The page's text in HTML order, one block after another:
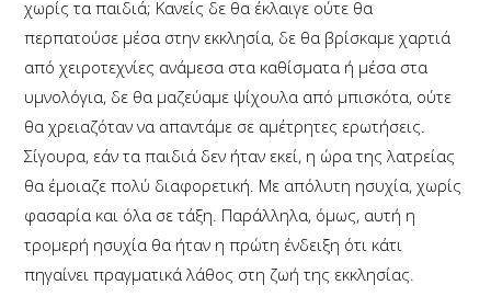
χωρίς τα παιδιά; Κανείς δε θα έκλαιγε ούτε θα
περπατούσε μέσα στην εκκλησία, δε θα βρίσκαμε χαρτιά
από χειροτεχνίες ανάμεσα στα καθίσματα ή μέσα στα
υμνολόγια, δε θα μαζεύαμε ψίχουλα από μπισκότα, ούτε
θα χρειαζόταν να απαντάμε σε αμέτρητες ερωτήσεις.
Σίγουρα, εάν τα παιδιά δεν ήταν εκεί, η ώρα της λατρείας
θα έμοιαζε πολύ διαφορετική. Με απόλυτη ησυχία, χωρίς
φασαρία και όλα σε τάξη. Παράλληλα, όμως, αυτή η
τρομερή ησυχία θα ήταν η πρώτη ένδειξη ότι κάτι
πηγαίνει πραγματικά λάθος στη ζωή της εκκλησίας.